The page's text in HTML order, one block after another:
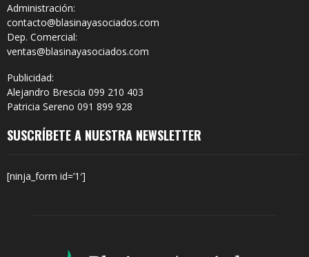
Administración:
contacto@blasinayasociados.com
Dep. Comercial:
ventas@blasinayasociados.com
Publicidad:
Alejandro Brescia 099 210 403
Patricia Sereno 091 899 928
SUSCRÍBETE A NUESTRA NEWSLETTER
[ninja_form id=’1′]